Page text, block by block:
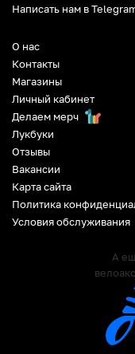
О нас
Контакты
Магазины
Личный кабинет
Делаем мерч
Лукбуки
Отзывы
Вакансии
Карта сайта
Политика
Условия обслуживания
А
Написать нам в